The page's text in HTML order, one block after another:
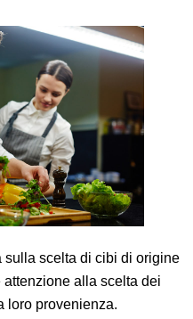
sulla scelta di cibi di origine
alla scelta dei
loro provenienza.